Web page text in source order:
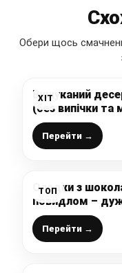
Обери щось
ХІТ
Вишуканий
(без випічки та
Перейти →
ТОП
Оладки з
повидлом –
Перейти →